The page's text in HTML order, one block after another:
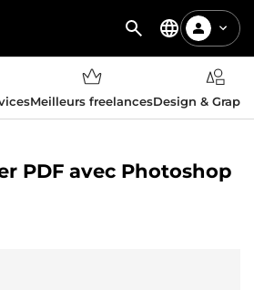
Meilleurs freelancesDesign &
PDF avec Photoshop